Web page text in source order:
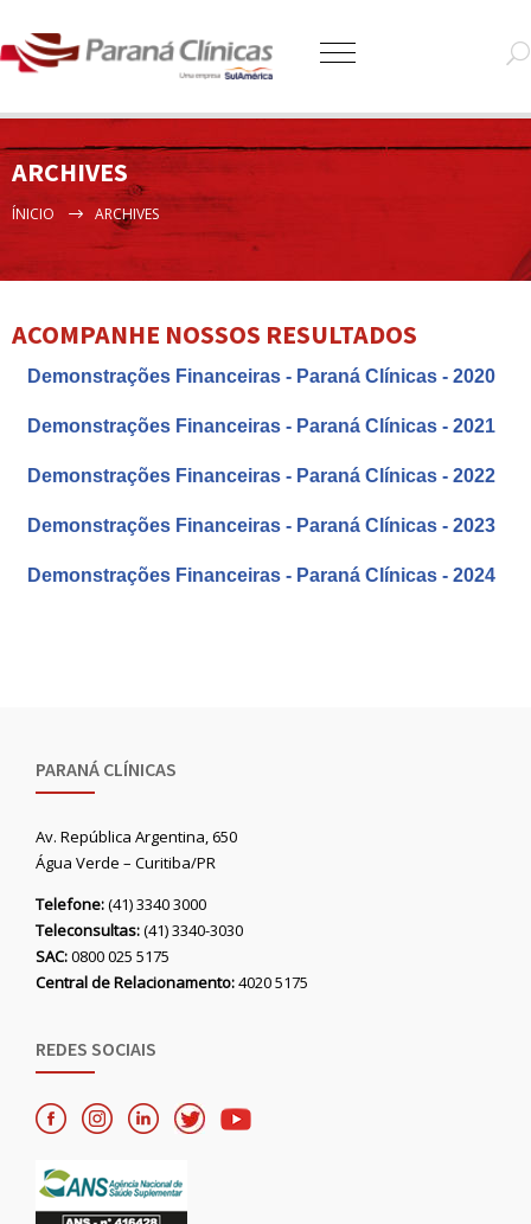
ARCHIVES
ÍNICIO ARCHIVES
ACOMPANHE NOSSOS RESULTADOS
Demonstrações Financeiras - Paraná Clínicas - 2020
Demonstrações Financeiras - Paraná Clínicas - 2021
Demonstrações Financeiras - Paraná Clínicas - 2022
Demonstrações Financeiras - Paraná Clínicas - 2023
Demonstrações Financeiras - Paraná Clínicas - 2024
PARANÁ CLÍNICAS
Av. República Argentina, 650
Água Verde – Curitiba/PR
Telefone:(41) 3340 3000
Teleconsultas:(41) 3340-3030
SAC:0800 025 5175
Central de Relacionamento:4020 5175
REDES SOCIAIS